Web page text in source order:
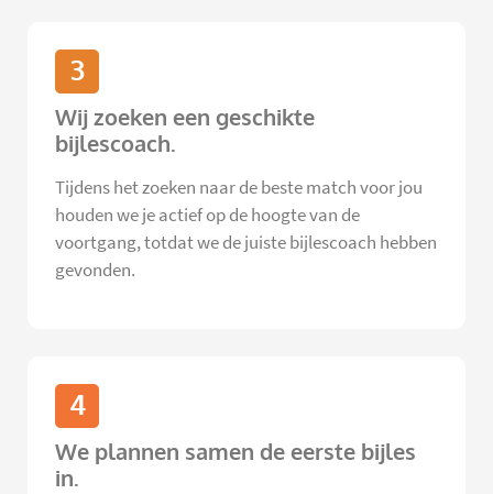
3
Wij zoeken een geschikte
bijlescoach.
Tijdens het zoeken naar de beste match voor jou
houden we je actief op de hoogte van de
voortgang, totdat we de juiste bijlescoach hebben
gevonden.
4
We plannen samen de eerste bijles
in.